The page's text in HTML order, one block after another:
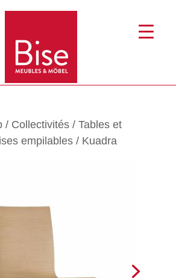
/ Collectivités/ Tables et
empilables/ Kuadra